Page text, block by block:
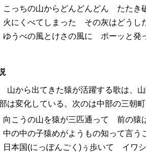
こっちの山からどんどんどん たた
火にくべてしまった その灰はどうし
ゆうべの風とけさの風に ポーッと発
から出てきた猿が活躍する歌は、山
は変化している。次のは中部の三朝町
向こうの山を猿が三匹通って 前の
中の中の子猿めがようもの知って言う
日本国(にっぽんごく)ぅ歩いて イワ